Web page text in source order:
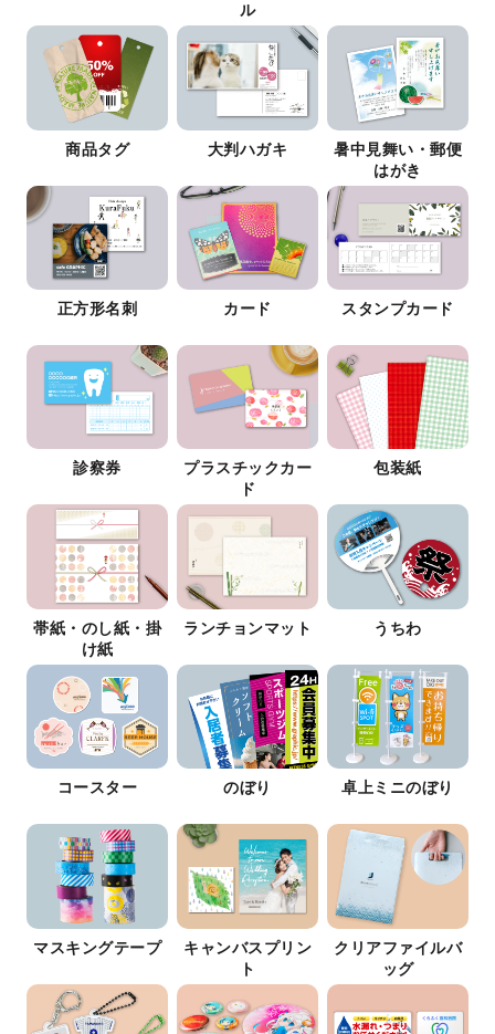
ル
商品タグ 大判ハガキ
暑中見舞い・郵便
はがき
正方形名刺 カード スタンプカード
診察券
プラスチックカー
ド
包装紙
帯紙・のし紙・掛
け紙
ランチョンマット うちわ
コースター のぼり 卓上ミニのぼり
マスキングテープ
キャンバスプリン
ト
クリアファイルバ
ッグ